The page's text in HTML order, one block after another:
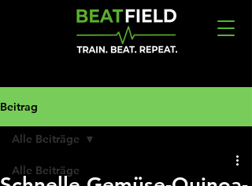
Beitrag
Alle Beiträge
Alle Beiträge